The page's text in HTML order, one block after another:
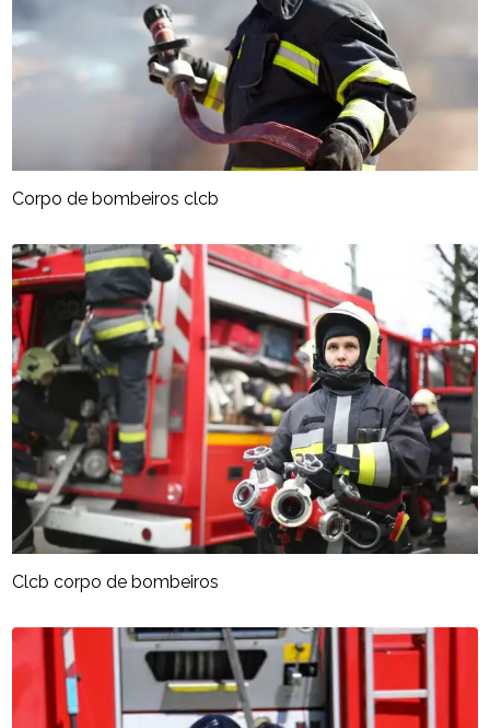
Corpo de bombeiros clcb
Clcb corpo de bombeiros